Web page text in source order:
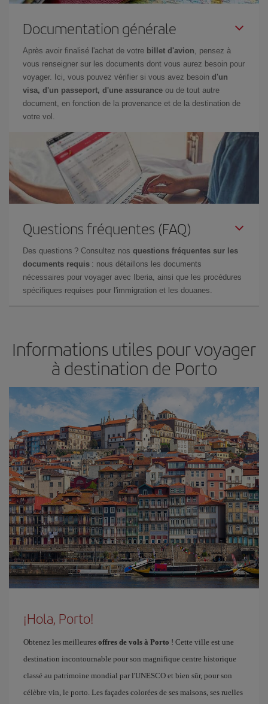
Documentation générale
Après avoir finalisé l'achat de votre billet d'avion, pensez à
vous renseigner sur les documents dont vous aurez besoin pour
voyager. Ici, vous pouvez vérifier si vous avez besoin d'un
visa, d'un passeport, d'une assurance ou de tout autre
document, en fonction de la provenance et de la destination de
votre vol.
Questions fréquentes (FAQ)
Des questions ? Consultez nos questions fréquentes sur les
documents requis : nous détaillons les documents
nécessaires pour voyager avec Iberia, ainsi que les procédures
spécifiques requises pour l'immigration et les douanes.
Informations utiles pour voyager
à destination de Porto
¡Hola, Porto!
Obtenez les meilleures offres de vols à Porto ! Cette ville est une
destination incontournable pour son magnifique centre historique
classé au patrimoine mondial par l'UNESCO et bien sûr, pour son
célèbre vin, le porto. Les façades colorées de ses maisons, ses ruelles